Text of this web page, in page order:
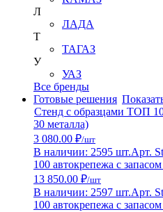
Л
ЛАДА
Т
ТАГАЗ
У
УАЗ
Все бренды
Готовые решения
Стенд с образцами ТОП
30 металла)
3 080.00 ₽/шт
В наличии: 2595 шт.Арт.
100 автокрепежа с
13 850.00 ₽/шт
В наличии: 2597 шт.Арт.
100 автокрепежа с